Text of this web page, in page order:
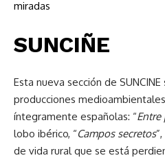
miradas
SUNCIÑE
Esta nueva sección de
producciones
íntegramente españolas: “Entre
lobo ibérico, “Campos secretos
de vida rural que se está